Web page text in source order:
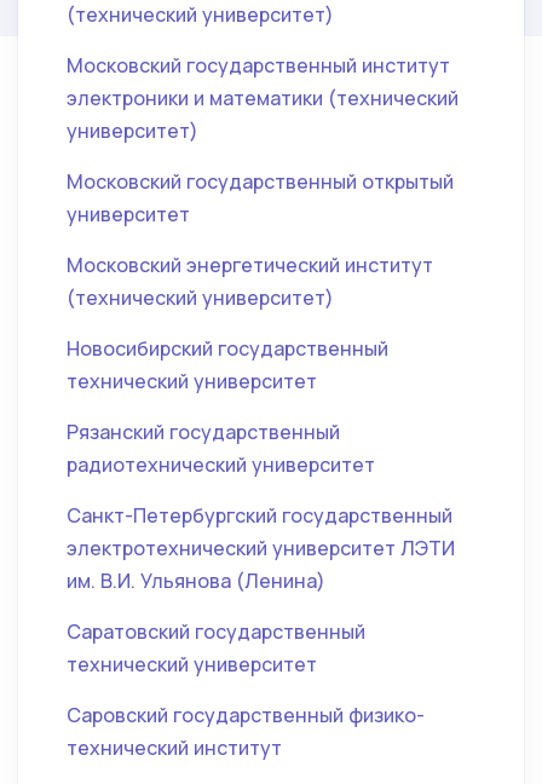
(технический университет)
Московский государственный институт
электроники и математики (технический
университет)
Московский государственный открытый
университет
Московский энергетический институт
(технический университет)
Новосибирский государственный
технический университет
Рязанский государственный
радиотехнический университет
Санкт-Петербургский государственный
электротехнический университет ЛЭТИ
им. В.И. Ульянова (Ленина)
Саратовский государственный
технический университет
Саровский государственный физико-
технический институт